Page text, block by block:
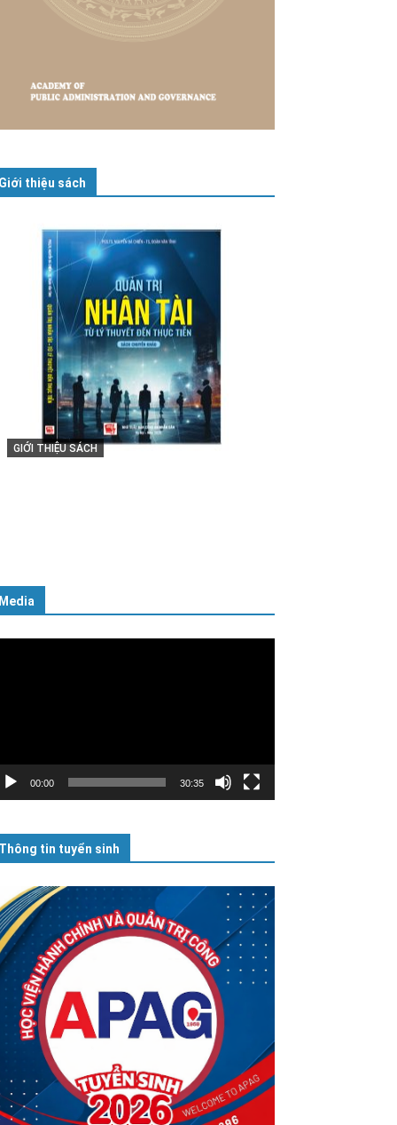
Giới thiệu sách
GIỚI THIỆU SÁCH
Cuốn sách “Tuyệt đối trung thành
với Tổ quốc, với Đảng, Nhà nước
Media
00:00 30:35
Thông tin tuyển sinh